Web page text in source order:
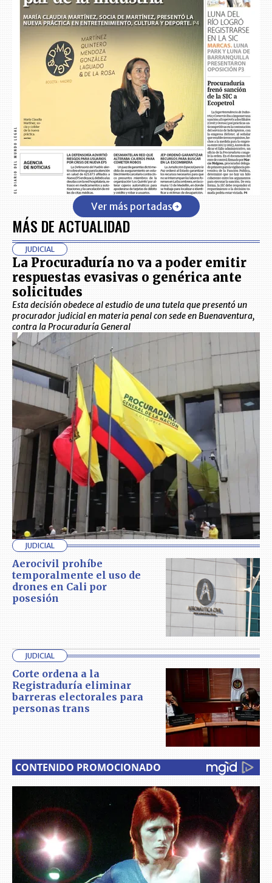
Ver más portadas
MÁS DE ACTUALIDAD
JUDICIAL
La Procuraduría no va a poder emitir
respuestas evasivas o genérica ante
solicitudes
Esta decisión obedece al estudio de una tutela que presentó un
procurador judicial en materia penal con sede en Buenaventura,
contra la Procuraduría General
JUDICIAL
Aerocivil prohíbe
temporalmente el uso de
drones en Cali por
posesión
JUDICIAL
Corte ordena a la
Registraduría eliminar
barreras electorales para
personas trans